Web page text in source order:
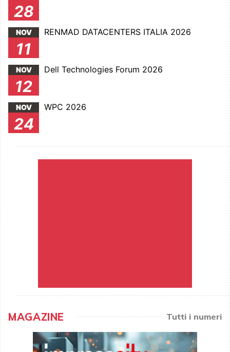
28
NOV
11
RENMAD DATACENTERS ITALIA 2026
NOV
12
Dell Technologies Forum 2026
NOV
24
WPC 2026
MAGAZINE Tutti i numeri